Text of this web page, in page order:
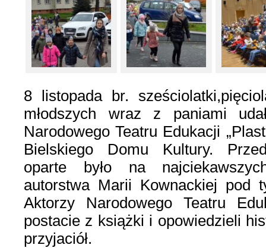
8 listopada br.
młodszych wraz z paniami
Narodowego Teatru Edukacji
Bielskiego Domu Kultury.
oparte było na
autorstwa Marii Kownackiej pod
Aktorzy Narodowego Teatru
postacie z książki i opowiedzieli
przyjaciół.